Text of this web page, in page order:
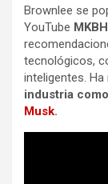
Brownlee se
YouTube
tecnológicos,
inteligentes.
industria
Musk.